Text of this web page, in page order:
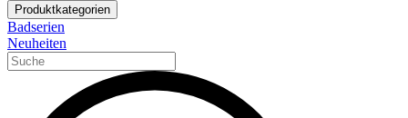
Produktkategorien
Badserien
Neuheiten